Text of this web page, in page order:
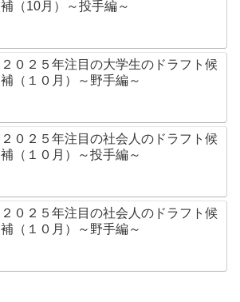
補（10月）～投手編～
２０２５年注目の大学生のドラフト候
補（１０月）～野手編～
２０２５年注目の社会人のドラフト候
補（１０月）～投手編～
２０２５年注目の社会人のドラフト候
補（１０月）～野手編～